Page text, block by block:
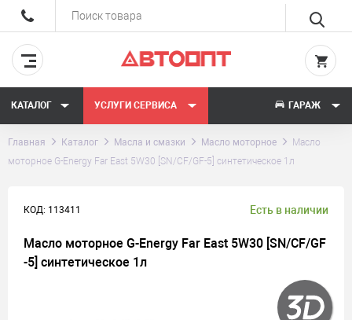
КАТАЛОГ УСЛУГИ СЕРВИСА ГАРАЖ
Главная Каталог Масла и смазки Масло моторное
Масло
моторное G-Energy Far East 5W30 [SN/CF/GF-5] синтетическое 1л
КОД: 113411 Есть в наличии
Масло моторное G-Energy Far East 5W30 [SN/CF/GF
-5] синтетическое 1л